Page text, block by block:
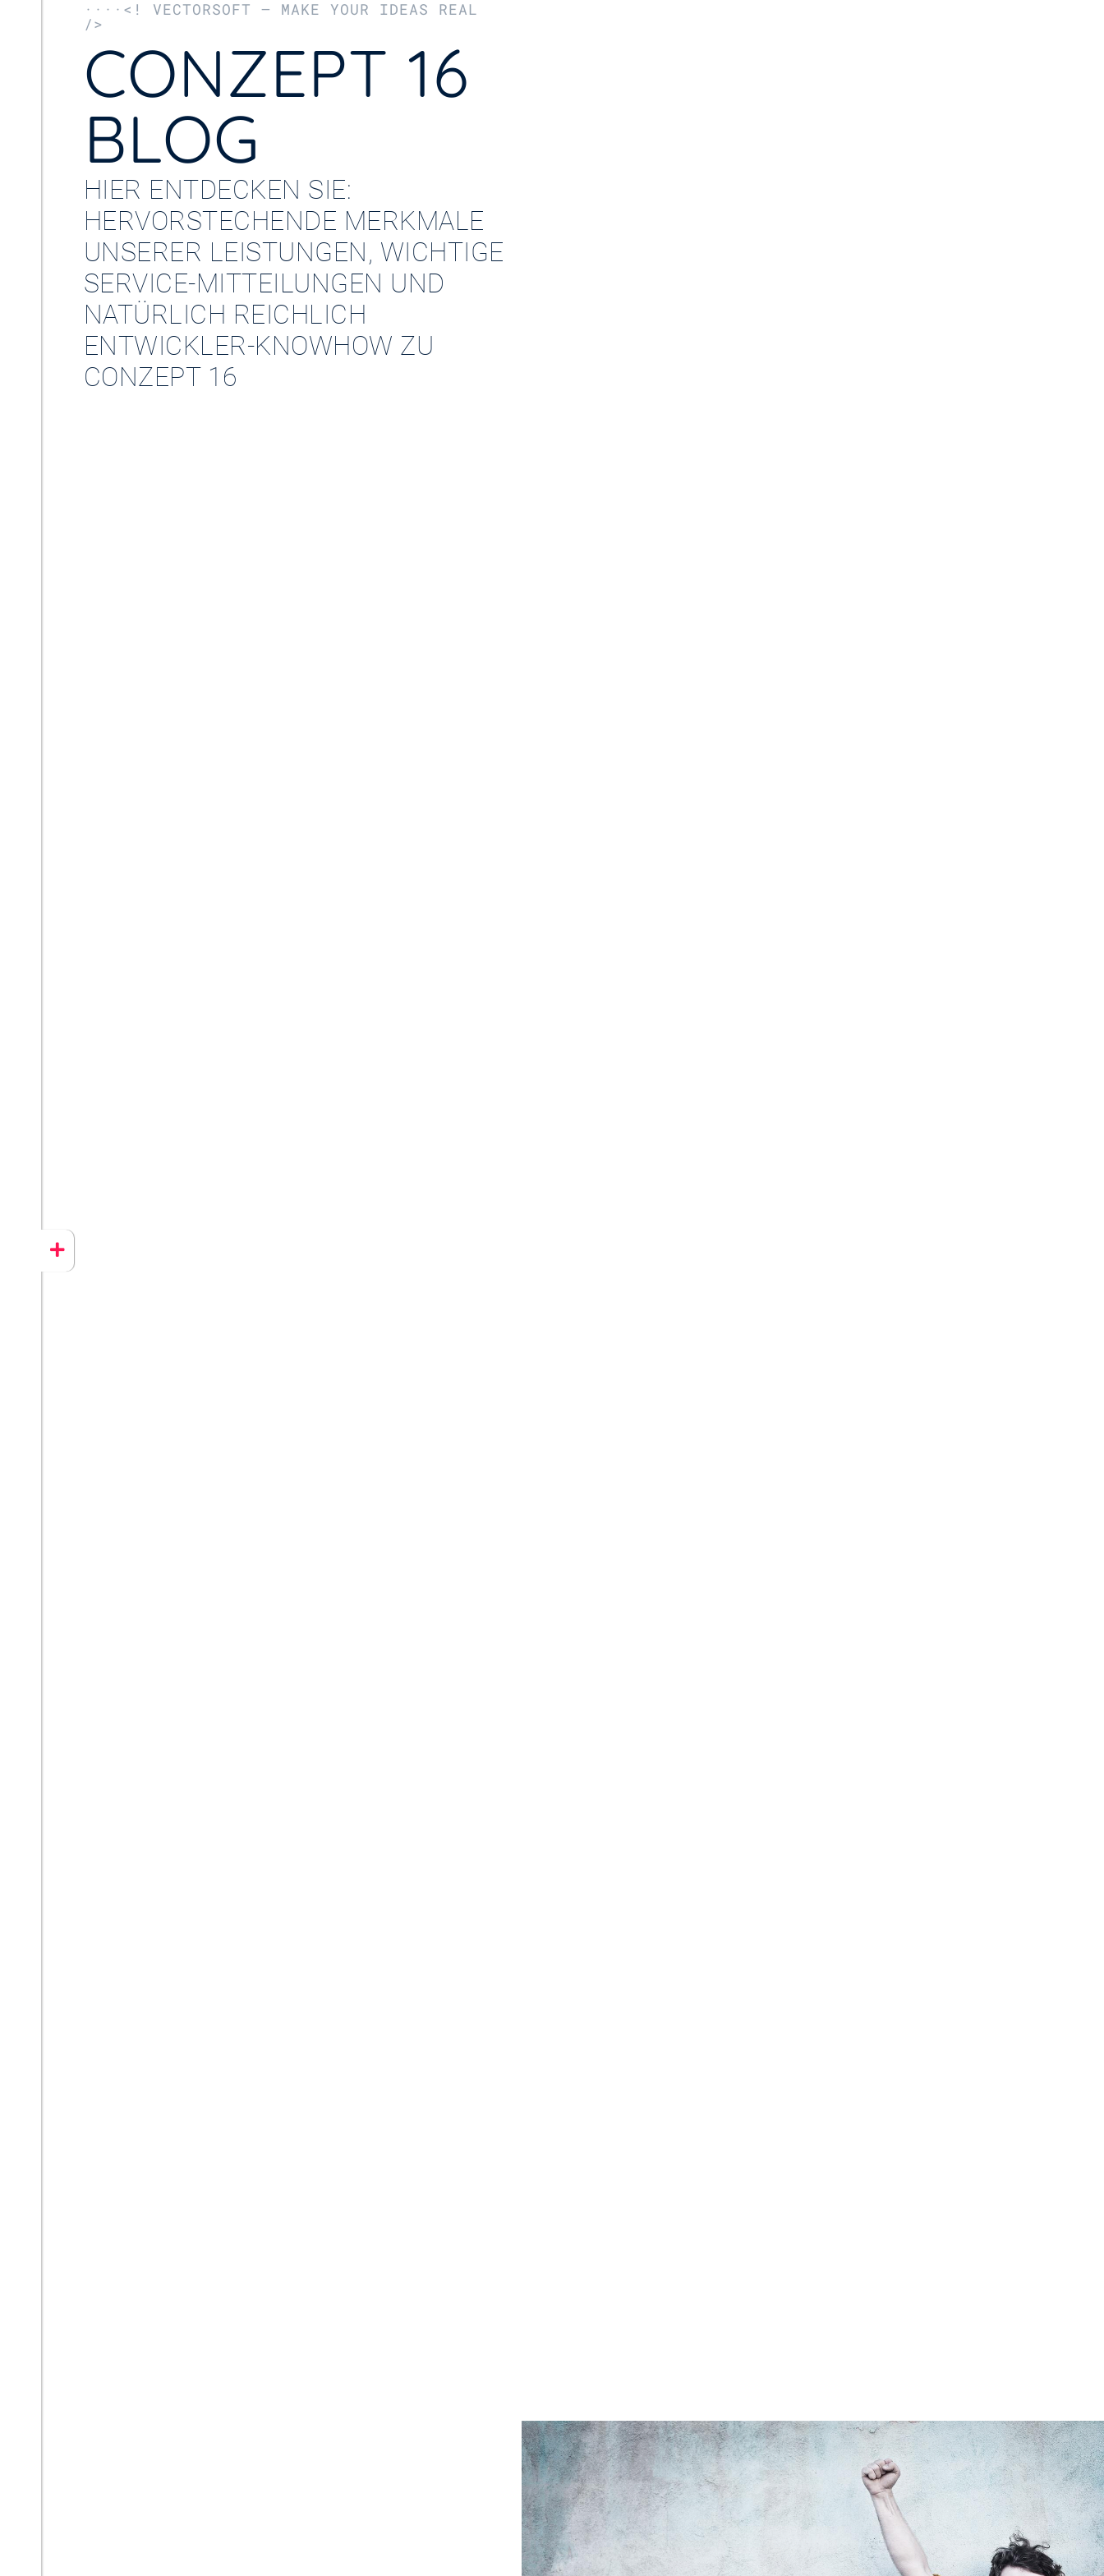
····<! VECTORSOFT – MAKE YOUR IDEAS REAL
/>
CONZEPT 16
BLOG
HIER ENTDECKEN SIE:
HERVORSTECHENDE MERKMALE
UNSERER LEISTUNGEN, WICHTIGE
SERVICE-MITTEILUNGEN UND
NATÜRLICH REICHLICH
ENTWICKLER-KNOWHOW ZU
CONZEPT 16